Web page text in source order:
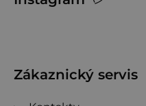
d
eZákaznický servis